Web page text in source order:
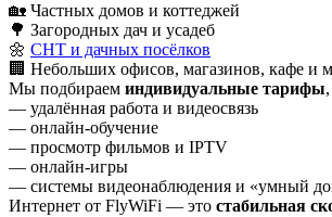
🏡 Частных домов и коттеджей
🌳 Загородных дач и усадеб
🌼 СНТ и дачных посёлков
🏢 Небольших офисов, магазинов, кафе и
Мы подбираем индивидуальные тарифы
— удалённая работа и видеосвязь
— онлайн-обучение
— просмотр фильмов и IPTV
— онлайн-игры
— системы видеонаблюдения и «умный
Интернет от FlyWiFi — это стабильная